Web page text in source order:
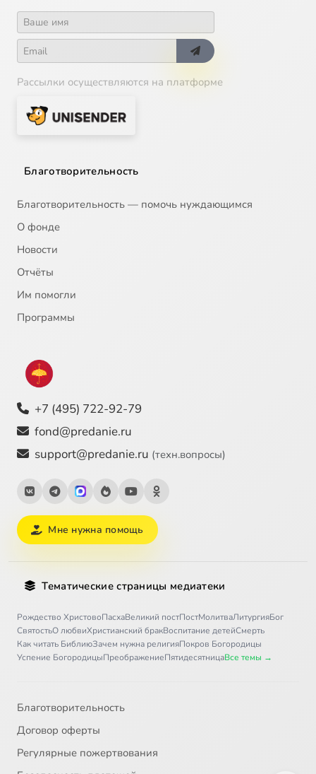
Рассылки осуществляются на платформе
Благотворительность
Благотворительность — помочь нуждающимся
О фонде
Новости
Отчёты
Им помогли
Программы
+7 (495) 722-92-79
fond@predanie.ru
support@predanie.ru (техн.вопросы)
Мне нужна помощь
Тематические страницы медиатеки
Рождество ХристовоПасхаВеликий постПостМолитваЛитургияБог
СвятостьО любвиХристианский бракВоспитание детейСмерть
Как читать БиблиюЗачем нужна религияПокров Богородицы
Успение БогородицыПреображениеПятидесятницаВсе темы →
Благотворительность
Договор оферты
Регулярные пожертвования